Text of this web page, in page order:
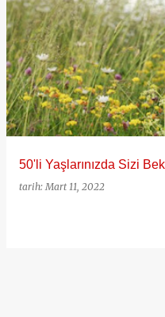
50'li Yaşlarınızda Sizi
tarih:Mart 11, 2022